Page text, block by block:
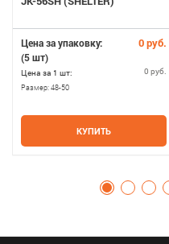
Цена за упаковку: 0 руб.
(5 шт)
Цена за 1 шт: 0 руб.
Размер:48-50
КУПИТЬ